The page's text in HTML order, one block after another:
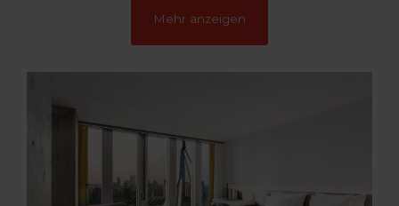
Mehr anzeigen